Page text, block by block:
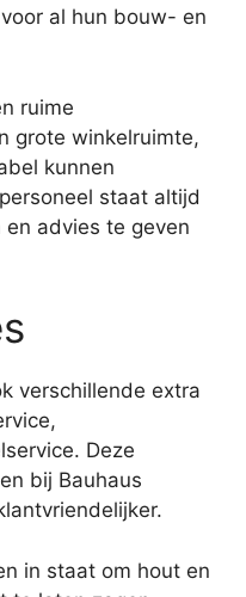
al hun bouw- en
ruime
grote winkelruimte,
kunnen
staat altijd
advies te geven
verschillende extra
Deze
bij Bauhaus
in staat om hout en